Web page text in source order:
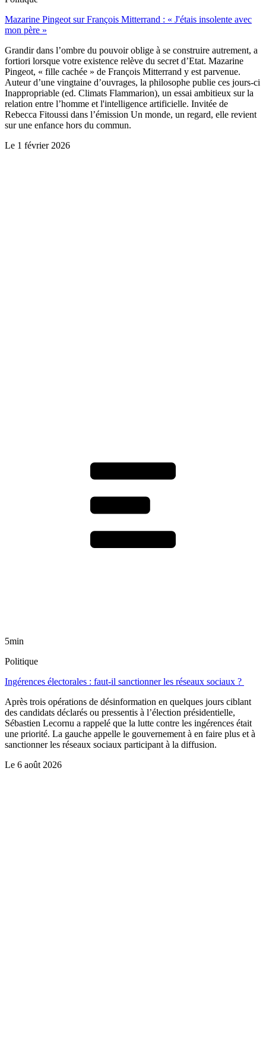
Mazarine Pingeot sur François Mitterrand : « J'étais insolente avec
mon père »
Grandir dans l’ombre du pouvoir oblige à se construire autrement, a
fortiori lorsque votre existence relève du secret d’Etat. Mazarine
Pingeot, « fille cachée » de François Mitterrand y est parvenue.
Auteur d’une vingtaine d’ouvrages, la philosophe publie ces jours-ci
Inappropriable (ed. Climats Flammarion), un essai ambitieux sur la
relation entre l’homme et l'intelligence artificielle. Invitée de
Rebecca Fitoussi dans l’émission Un monde, un regard, elle revient
sur une enfance hors du commun.
Le 1 février 2026
5min
Politique
Ingérences électorales : faut-il sanctionner les réseaux sociaux ?
Après trois opérations de désinformation en quelques jours ciblant
des candidats déclarés ou pressentis à l’élection présidentielle,
Sébastien Lecornu a rappelé que la lutte contre les ingérences était
une priorité. La gauche appelle le gouvernement à en faire plus et à
sanctionner les réseaux sociaux participant à la diffusion.
Le 6 août 2026